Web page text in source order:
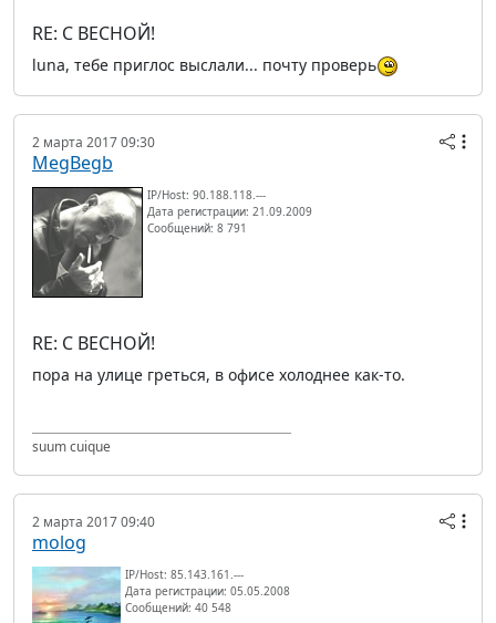
RE: С ВЕСНОЙ!
luna, тебе приглос выслали... почту проверь
2 марта 2017 09:30
MegBegb
IP/Host: 90.188.118.---
Дата регистрации: 21.09.2009
Сообщений: 8 791
RE: С ВЕСНОЙ!
пора на улице греться, в офисе холоднее как-то.
suum cuique
2 марта 2017 09:40
molog
IP/Host: 85.143.161.---
Дата регистрации: 05.05.2008
Сообщений: 40 548